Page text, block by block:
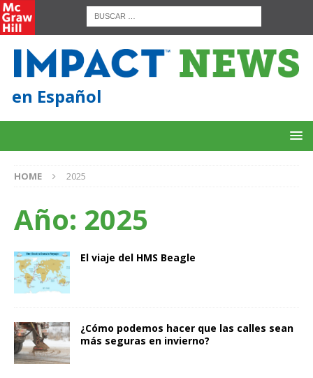
en Español
HOME 2025
Año: 2025
El viaje del HMS Beagle
¿Cómo podemos hacer que las calles sean
más seguras en invierno?